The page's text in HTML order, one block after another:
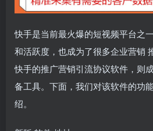
快手是当前最火爆的短视频平台之
和活跃度，也成为了很多企业营销
快手的推广营销引流协议软件，则
备工具。下面，我们对该软件的功
绍。